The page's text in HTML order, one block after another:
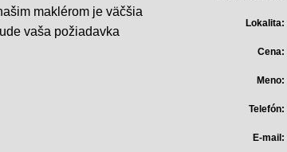
maklérom je väčšia
vaša požiadavka
Lokalita:
Cena:
Meno:
Telefón:
E-mail: